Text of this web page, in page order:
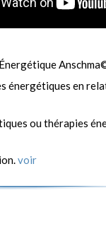
énergétiques en
ou thérapies
voir